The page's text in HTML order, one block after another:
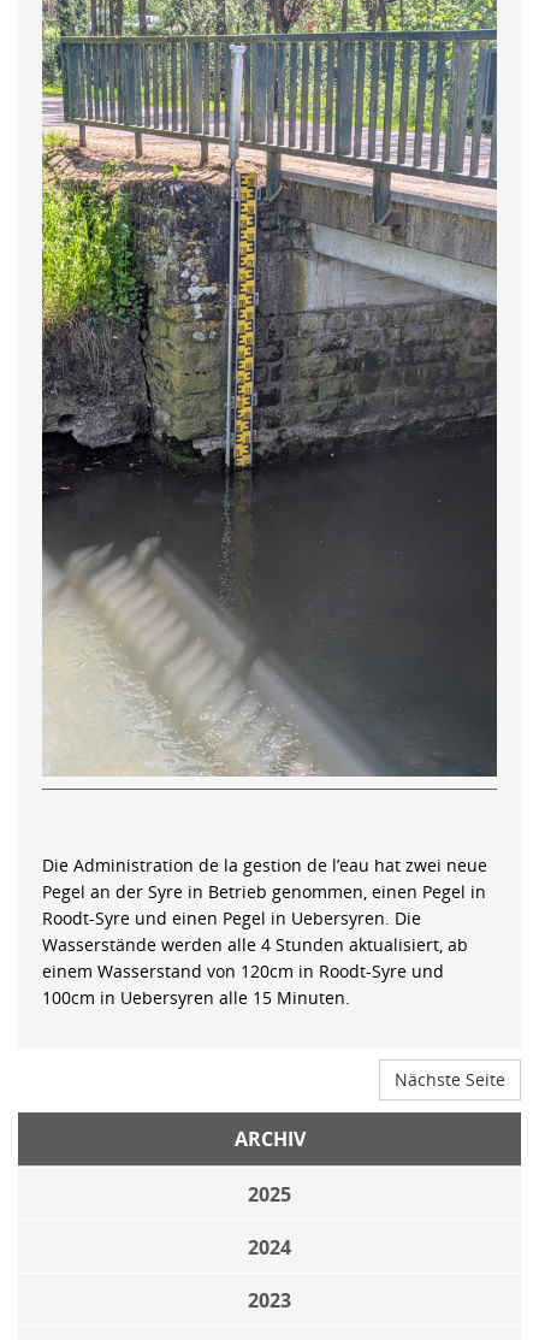
Die Administration de la gestion de l’eau hat zwei neue
Pegel an der Syre in Betrieb genommen, einen Pegel in
Roodt-Syre und einen Pegel in Uebersyren. Die
Wasserstände werden alle 4 Stunden aktualisiert, ab
einem Wasserstand von 120cm in Roodt-Syre und
100cm in Uebersyren alle 15 Minuten.
Nächste Seite
ARCHIV
2025
2024
2023